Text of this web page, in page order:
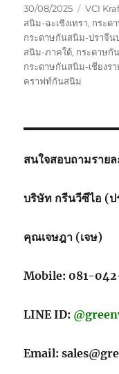
Posted
on
30/08/2025 Tags
VCI
สนิม-ฉะเชิงเทรา, กระด
กระดาษกันสนิม-ปราจีน
สนิม-ภาคใต้, กระดาษกั
กระดาษกันสนิม-เชียงร
คราฟท์กันสนิม
สนใจสอบถามรายล
บริษัท กรีนวีซีไอ (ป
คุณเจษฎา (เจษ)
Mobile: 081-
LINE ID:
Email: